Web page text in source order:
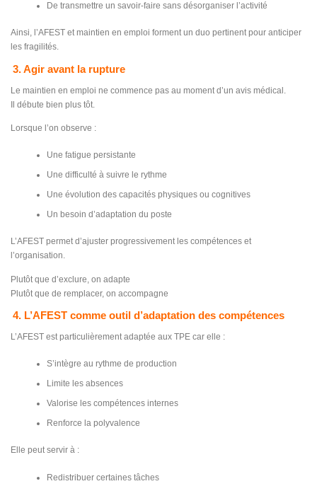
De transmettre un savoir-faire sans désorganiser l’activité
Ainsi, l’AFEST et maintien en emploi forment un duo pertinent pour anticiper
les fragilités.
3. Agir avant la rupture
Le maintien en emploi ne commence pas au moment d’un avis médical.
Il débute bien plus tôt.
Lorsque l’on observe :
Une fatigue persistante
Une difficulté à suivre le rythme
Une évolution des capacités physiques ou cognitives
Un besoin d’adaptation du poste
L’AFEST permet d’ajuster progressivement les compétences et
l’organisation.
Plutôt que d’exclure, on adapte
Plutôt que de remplacer, on accompagne
4. L’AFEST comme outil d’adaptation des compétences
L’AFEST est particulièrement adaptée aux TPE car elle :
S’intègre au rythme de production
Limite les absences
Valorise les compétences internes
Renforce la polyvalence
Elle peut servir à :
Redistribuer certaines tâches